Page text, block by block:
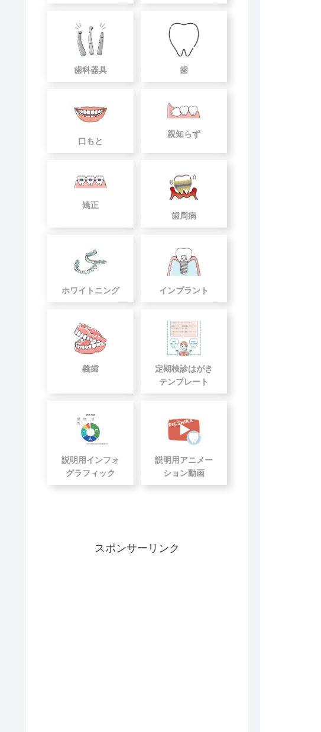
歯科器具 歯
口もと
親知らず
矯正
歯周病
ホワイトニング インプラント
義歯
定期検診はがき
テンプレート
説明用インフォ
グラフィック
説明用アニメー
ション動画
スポンサーリンク